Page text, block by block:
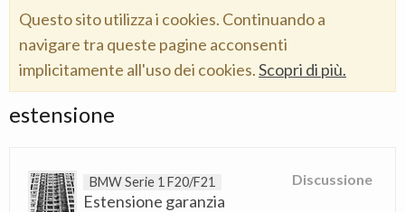
Questo sito utilizza i cookies. Continuando a
navigare tra queste pagine acconsenti
implicitamente all'uso dei cookies.Scopri di più.
estensione
Discussione
BMW Serie 1 F20/F21
Estensione garanzia